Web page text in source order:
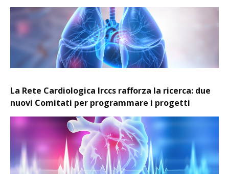
La Rete Cardiologica Irccs rafforza la ricerca: due
nuovi Comitati per programmare i progetti